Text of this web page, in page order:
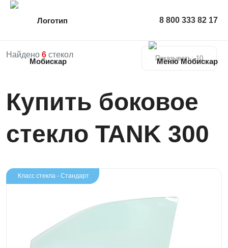
8 800 333 82 17
Найдено 6 стекол Показывать: 10
Купить боковое
стекло TANK 300
Класс стекла - Стандарт